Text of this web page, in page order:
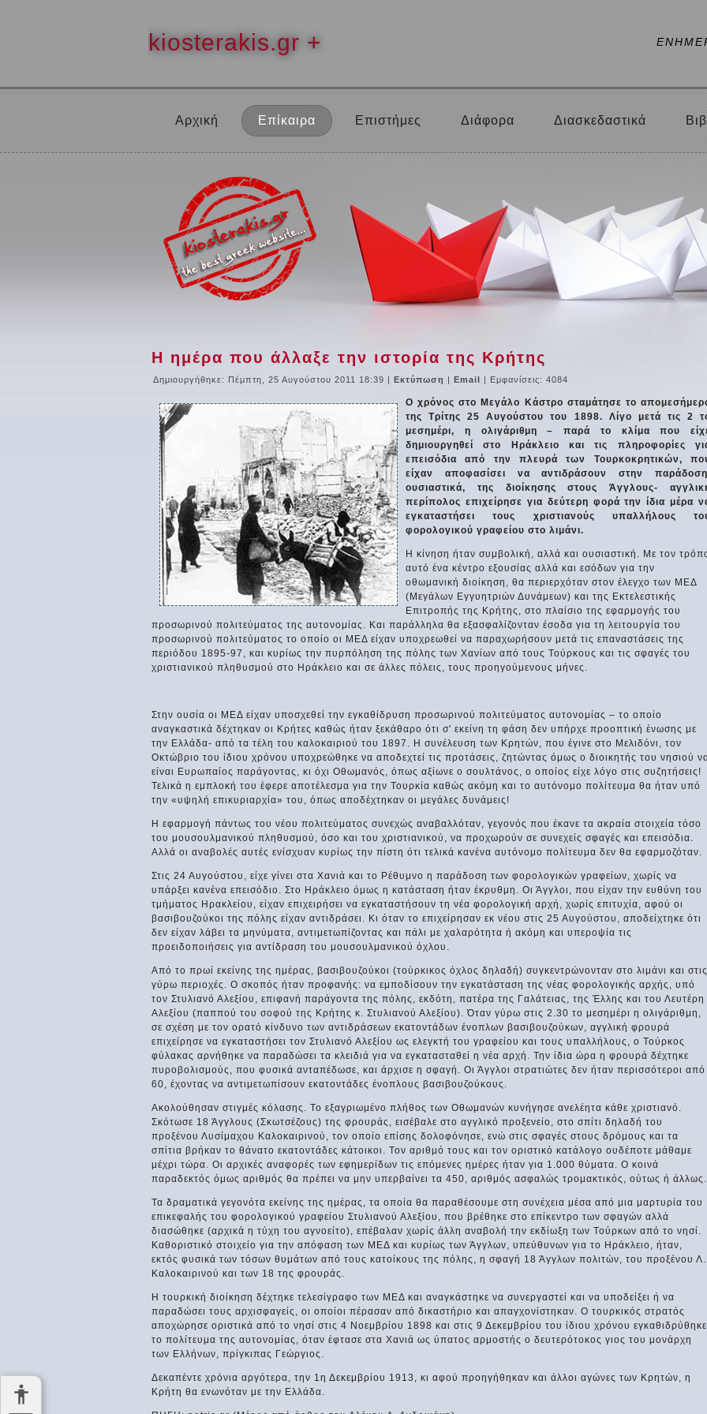
kiosterakis.gr +
Αρχική Επίκαιρα Επιστήμες Διάφορα Διασκεδαστικά
Η ημέρα που άλλαξε την ιστορία της Κρήτης
Δημιουργήθηκε: Πέμπτη, 25 Αυγούστου 2011 18:39 | Εκτύπωση | Email | Εμφανίσεις: 4084
Ο χρόνος στο Μεγάλο Κάστρο σταμάτησε το
της Τρίτης 25 Αυγούστου του 1898. Λίγο μετά τις 2
μεσημέρι, η ολιγάριθμη – παρά το κλίμα που
δημιουργηθεί στο Ηράκλειο και τις πληροφορίες
επεισόδια από την πλευρά των Τουρκοκρητικών,
είχαν αποφασίσει να αντιδράσουν στην
ουσιαστικά, της διοίκησης στους Άγγλους-
περίπολος επιχείρησε για δεύτερη φορά την ίδια μέρα
εγκαταστήσει τους χριστιανούς υπαλλήλους
φορολογικού γραφείου στο λιμάνι.
Η κίνηση ήταν συμβολική, αλλά και ουσιαστική. Με τον
αυτό ένα κέντρο εξουσίας αλλά και εσόδων για την
οθωμανική διοίκηση, θα περιερχόταν στον έλεγχο των ΜΕΔ
(Μεγάλων Εγγυητριών Δυνάμεων) και της Εκτελεστικής
Επιτροπής της Κρήτης, στο πλαίσιο της εφαρμογής του
προσωρινού πολιτεύματος της αυτονομίας. Και παράλληλα θα εξασφαλίζονταν έσοδα για τη λειτουργία του
προσωρινού πολιτεύματος το οποίο οι ΜΕΔ είχαν υποχρεωθεί να παραχωρήσουν μετά τις επαναστάσεις της
περιόδου 1895-97, και κυρίως την πυρπόληση της πόλης των Χανίων από τους Τούρκους και τις σφαγές του
χριστιανικού πληθυσμού στο Ηράκλειο και σε άλλες πόλεις, τους προηγούμενους μήνες.
Στην ουσία οι ΜΕΔ είχαν υποσχεθεί την εγκαθίδρυση προσωρινού πολιτεύματος αυτονομίας – το οποίο
αναγκαστικά δέχτηκαν οι Κρήτες καθώς ήταν ξεκάθαρο ότι σ' εκείνη τη φάση δεν υπήρχε προοπτική ένωσης με
την Ελλάδα- από τα τέλη του καλοκαιριού του 1897. Η συνέλευση των Κρητών, που έγινε στο Μελιδόνι, τον
Οκτώβριο του ίδιου χρόνου υποχρεώθηκε να αποδεχτεί τις προτάσεις, ζητώντας όμως ο διοικητής του νησιού
είναι Ευρωπαίος παράγοντας, κι όχι Οθωμανός, όπως αξίωνε ο σουλτάνος, ο οποίος είχε λόγο στις συζητήσεις!
Τελικά η εμπλοκή του έφερε αποτέλεσμα για την Τουρκία καθώς ακόμη και το αυτόνομο πολίτευμα θα ήταν υπό
την «υψηλή επικυριαρχία» του, όπως αποδέχτηκαν οι μεγάλες δυνάμεις!
Η εφαρμογή πάντως του νέου πολιτεύματος συνεχώς αναβαλλόταν, γεγονός που έκανε τα ακραία στοιχεία τόσο
του μουσουλμανικού πληθυσμού, όσο και του χριστιανικού, να προχωρούν σε συνεχείς σφαγές και επεισόδια.
Αλλά οι αναβολές αυτές ενίσχυαν κυρίως την πίστη ότι τελικά κανένα αυτόνομο πολίτευμα δεν θα εφαρμοζόταν.
Στις 24 Αυγούστου, είχε γίνει στα Χανιά και το Ρέθυμνο η παράδοση των φορολογικών γραφείων, χωρίς να
υπάρξει κανένα επεισόδιο. Στο Ηράκλειο όμως η κατάσταση ήταν έκρυθμη. Οι Άγγλοι, που είχαν την ευθύνη του
τμήματος Ηρακλείου, είχαν επιχειρήσει να εγκαταστήσουν τη νέα φορολογική αρχή, χωρίς επιτυχία, αφού οι
βασιβουζούκοι της πόλης είχαν αντιδράσει. Κι όταν το επιχείρησαν εκ νέου στις 25 Αυγούστου, αποδείχτηκε ότι
δεν είχαν λάβει τα μηνύματα, αντιμετωπίζοντας και πάλι με χαλαρότητα ή ακόμη και υπεροψία τις
προειδοποιήσεις για αντίδραση του μουσουλμανικού όχλου.
Από το πρωί εκείνης της ημέρας, βασιβουζούκοι (τούρκικος όχλος δηλαδή) συγκεντρώνονταν στο λιμάνι και στις
γύρω περιοχές. Ο σκοπός ήταν προφανής: να εμποδίσουν την εγκατάσταση της νέας φορολογικής αρχής, υπό
τον Στυλιανό Αλεξίου, επιφανή παράγοντα της πόλης, εκδότη, πατέρα της Γαλάτειας, της Έλλης και του Λευτέρη
Αλεξίου (παππού του σοφού της Κρήτης κ. Στυλιανού Αλεξίου). Όταν γύρω στις 2.30 το μεσημέρι η ολιγάριθμη,
σε σχέση με τον ορατό κίνδυνο των αντιδράσεων εκατοντάδων ένοπλων βασιβουζούκων, αγγλική φρουρά
επιχείρησε να εγκαταστήσει τον Στυλιανό Αλεξίου ως ελεγκτή του γραφείου και τους υπαλλήλους, ο Τούρκος
φύλακας αρνήθηκε να παραδώσει τα κλειδιά για να εγκατασταθεί η νέα αρχή. Την ίδια ώρα η φρουρά δέχτηκε
πυροβολισμούς, που φυσικά ανταπέδωσε, και άρχισε η σφαγή. Οι Άγγλοι στρατιώτες δεν ήταν περισσότεροι από
60, έχοντας να αντιμετωπίσουν εκατοντάδες ένοπλους βασιβουζούκους.
Ακολούθησαν στιγμές κόλασης. Το εξαγριωμένο πλήθος των Οθωμανών κυνήγησε ανελέητα κάθε χριστιανό.
Σκότωσε 18 Άγγλους (Σκωτσέζους) της φρουράς, εισέβαλε στο αγγλικό προξενείο, στο σπίτι δηλαδή του
προξένου Λυσίμαχου Καλοκαιρινού, τον οποίο επίσης δολοφόνησε, ενώ στις σφαγές στους δρόμους και τα
σπίτια βρήκαν το θάνατο εκατοντάδες κάτοικοι. Τον αριθμό τους και τον οριστικό κατάλογο ουδέποτε μάθαμε
μέχρι τώρα. Οι αρχικές αναφορές των εφημερίδων τις επόμενες ημέρες ήταν για 1.000 θύματα. Ο κοινά
παραδεκτός όμως αριθμός θα πρέπει να μην υπερβαίνει τα 450, αριθμός ασφαλώς τρομακτικός, ούτως ή άλλως.
Τα δραματικά γεγονότα εκείνης της ημέρας, τα οποία θα παραθέσουμε στη συνέχεια μέσα από μια μαρτυρία του
επικεφαλής του φορολογικού γραφείου Στυλιανού Αλεξίου, που βρέθηκε στο επίκεντρο των σφαγών αλλά
διασώθηκε (αρχικά η τύχη του αγνοείτο), επέβαλαν χωρίς άλλη αναβολή την εκδίωξη των Τούρκων από το νησί.
Καθοριστικό στοιχείο για την απόφαση των ΜΕΔ και κυρίως των Άγγλων, υπεύθυνων για το Ηράκλειο, ήταν,
εκτός φυσικά των τόσων θυμάτων από τους κατοίκους της πόλης, η σφαγή 18 Άγγλων πολιτών, του προξένου Λ.
Καλοκαιρινού και των 18 της φρουράς.
Η τουρκική διοίκηση δέχτηκε τελεσίγραφο των ΜΕΔ και αναγκάστηκε να συνεργαστεί και να υποδείξει ή να
παραδώσει τους αρχισφαγείς, οι οποίοι πέρασαν από δικαστήριο και απαγχονίστηκαν. Ο τουρκικός στρατός
αποχώρησε οριστικά από το νησί στις 4 Νοεμβρίου 1898 και στις 9 Δεκεμβρίου του ίδιου χρόνου εγκαθιδρύθηκε
το πολίτευμα της αυτονομίας, όταν έφτασε στα Χανιά ως ύπατος αρμοστής ο δευτερότοκος γιος του μονάρχη
των Ελλήνων, πρίγκιπας Γεώργιος.
Δεκαπέντε χρόνια αργότερα, την 1η Δεκεμβρίου 1913, κι αφού προηγήθηκαν και άλλοι αγώνες των Κρητών, η
Κρήτη θα ενωνόταν με την Ελλάδα.